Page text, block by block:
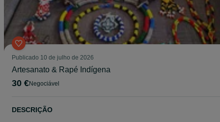
Publicado 10 de julho de 2026
Artesanato & Rapé Indígena
30 € Negociável
DESCRIÇÃO